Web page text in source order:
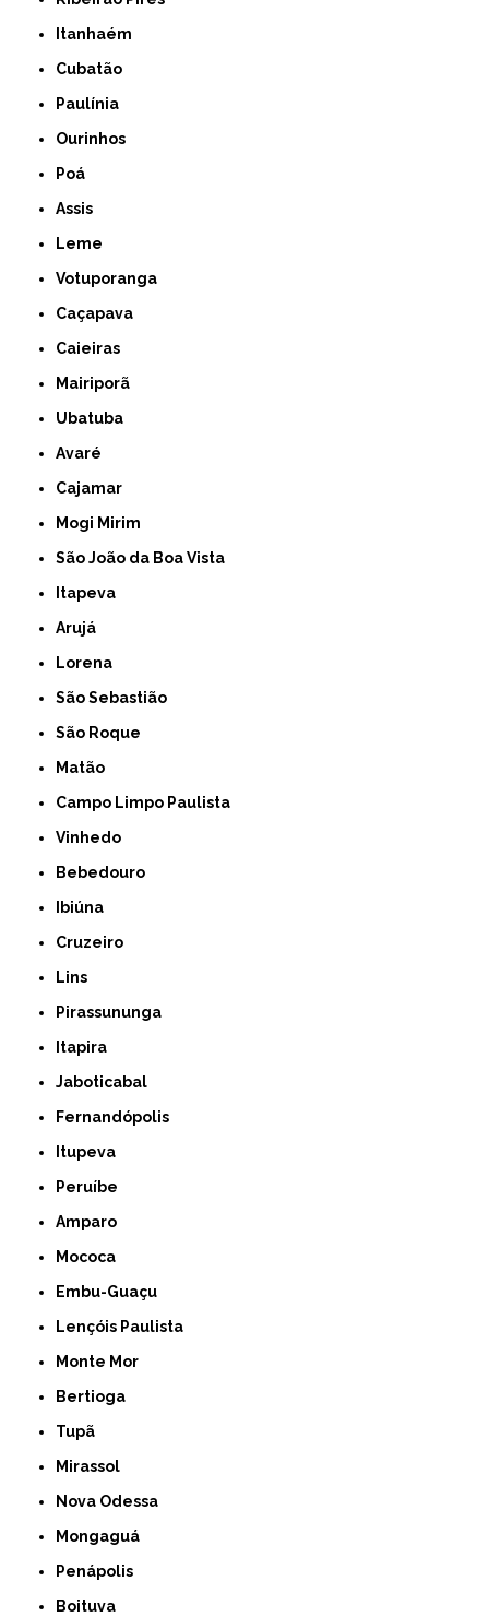
Itanhaém
Cubatão
Paulínia
Ourinhos
Poá
Assis
Leme
Votuporanga
Caçapava
Caieiras
Mairiporã
Ubatuba
Avaré
Cajamar
Mogi Mirim
São João da Boa Vista
Itapeva
Arujá
Lorena
São Sebastião
São Roque
Matão
Campo Limpo Paulista
Vinhedo
Bebedouro
Ibiúna
Cruzeiro
Lins
Pirassununga
Itapira
Jaboticabal
Fernandópolis
Itupeva
Peruíbe
Amparo
Mococa
Embu-Guaçu
Lençóis Paulista
Monte Mor
Bertioga
Tupã
Mirassol
Nova Odessa
Mongaguá
Penápolis
Boituva